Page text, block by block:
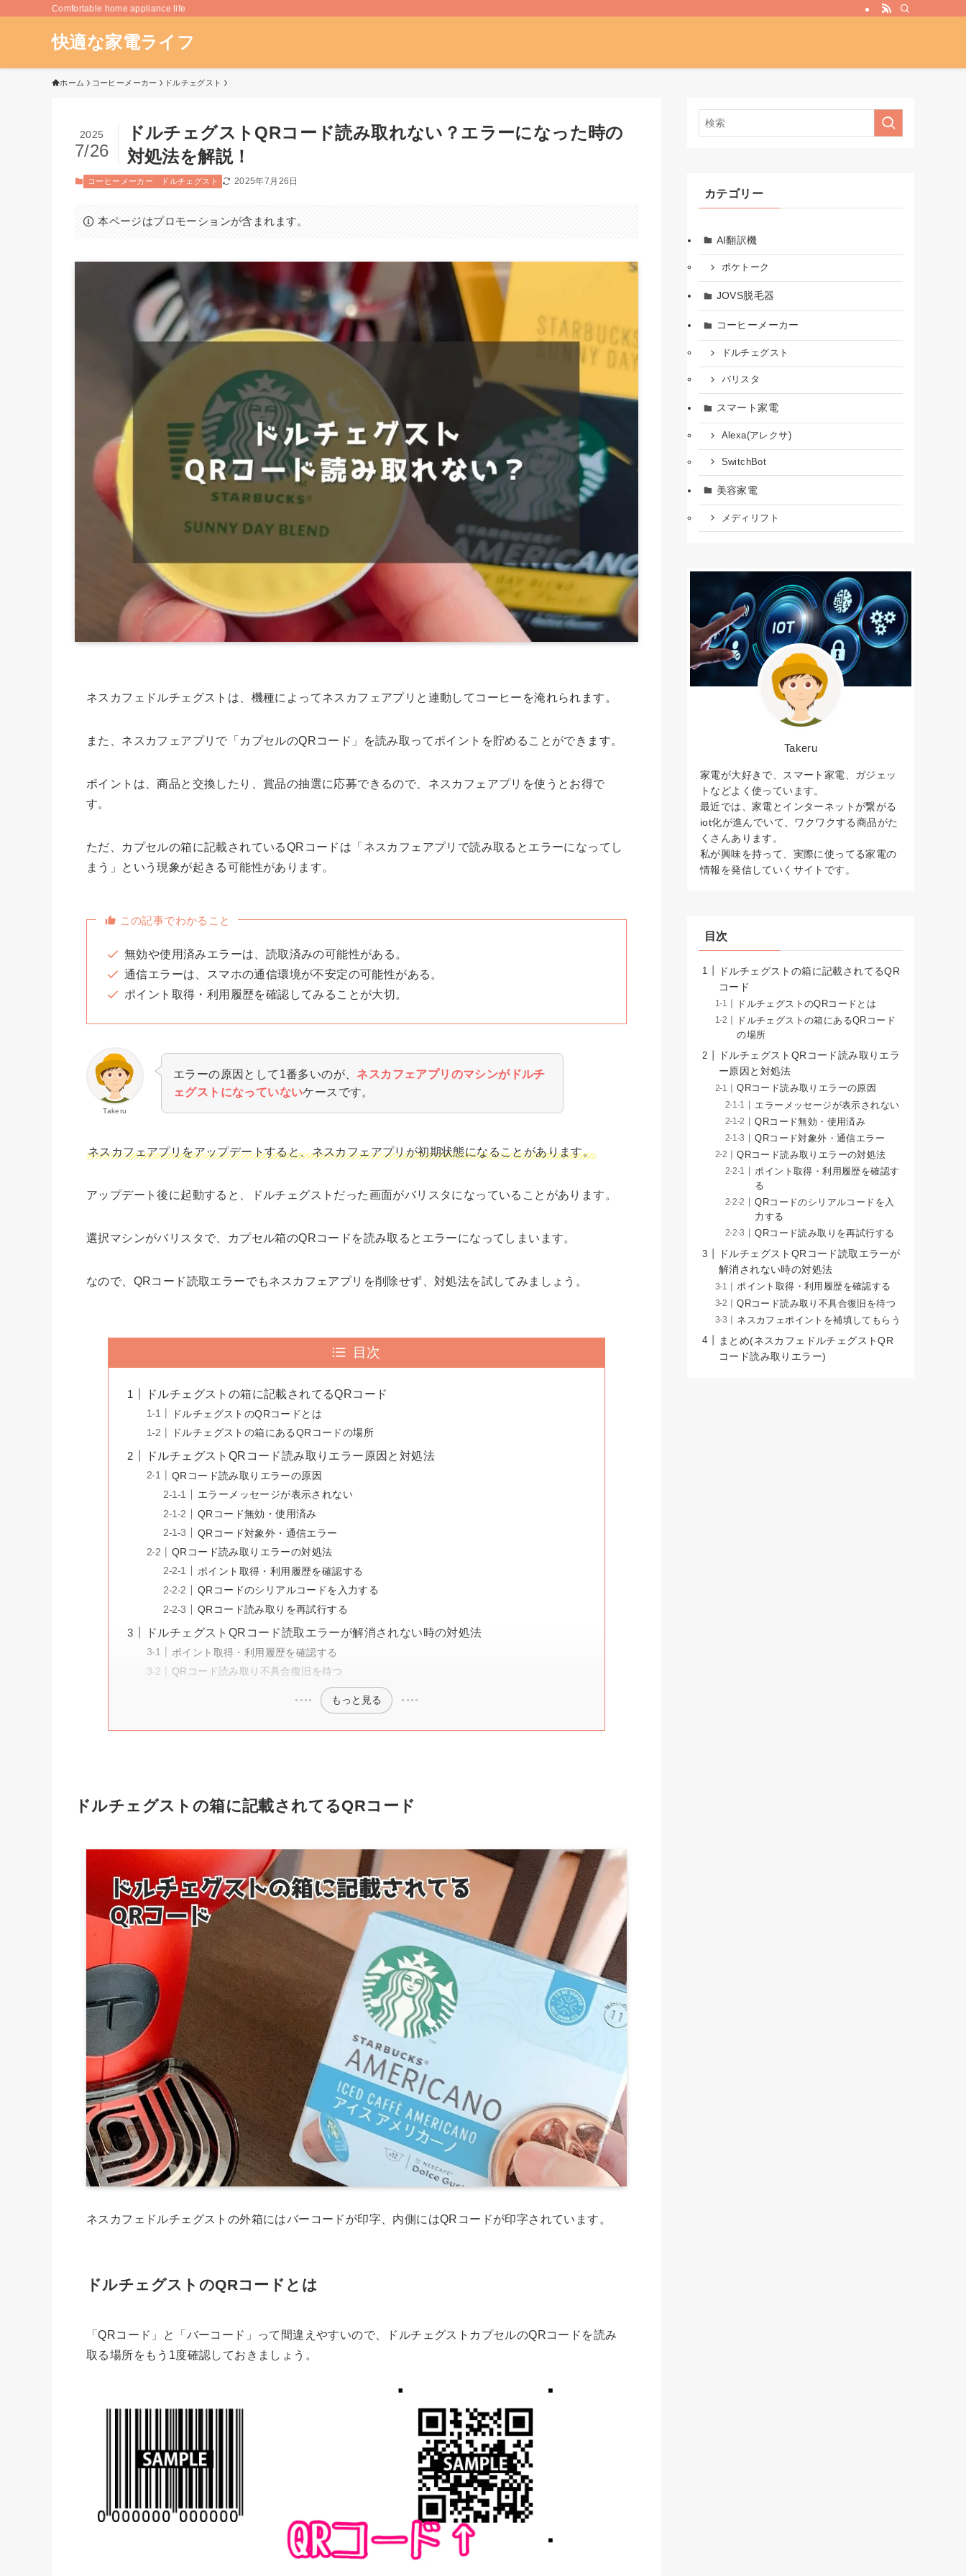
Comfortable home appliance life
快適な家電ライフ
ホーム コーヒーメーカー ドルチェグスト
ドルチェグストQRコード読み取れない？エラーになった時の
対処法を解説！
2025
7/26
コーヒーメーカー ドルチェグスト 2025年7月26日
本ページはプロモーションが含まれます。
ネスカフェドルチェグストは、機種によってネスカフェアプリと連動してコーヒーを淹れられます。
また、ネスカフェアプリで「カプセルのQRコード」を読み取ってポイントを貯めることができます。
ポイントは、商品と交換したり、賞品の抽選に応募できるので、ネスカフェアプリを使うとお得で
す。
ただ、カプセルの箱に記載されているQRコードは「ネスカフェアプリで読み取るとエラーになってし
まう」という現象が起きる可能性があります。
この記事でわかること
無効や使用済みエラーは、読取済みの可能性がある。
通信エラーは、スマホの通信環境が不安定の可能性がある。
ポイント取得・利用履歴を確認してみることが大切。
Takeru
エラーの原因として1番多いのが、ネスカフェアプリのマシンがドルチ
ェグストになっていないケースです。
ネスカフェアプリをアップデートすると、ネスカフェアプリが初期状態になることがあります。
アップデート後に起動すると、ドルチェグストだった画面がバリスタになっていることがあります。
選択マシンがバリスタで、カプセル箱のQRコードを読み取るとエラーになってしまいます。
なので、QRコード読取エラーでもネスカフェアプリを削除せず、対処法を試してみましょう。
目次
ドルチェグストの箱に記載されてるQRコード
ドルチェグストのQRコードとは
ドルチェグストの箱にあるQRコードの場所
ドルチェグストQRコード読み取りエラー原因と対処法
QRコード読み取りエラーの原因
エラーメッセージが表示されない
QRコード無効・使用済み
QRコード対象外・通信エラー
QRコード読み取りエラーの対処法
ポイント取得・利用履歴を確認する
QRコードのシリアルコードを入力する
QRコード読み取りを再試行する
ドルチェグストQRコード読取エラーが解消されない時の対処法
ポイント取得・利用履歴を確認する
QRコード読み取り不具合復旧を待つ
もっと見る
ドルチェグストの箱に記載されてるQRコード
ネスカフェドルチェグストの外箱にはバーコードが印字、内側にはQRコードが印字されています。
ドルチェグストのQRコードとは
「QRコード」と「バーコード」って間違えやすいので、ドルチェグストカプセルのQRコードを読み
取る場所をもう1度確認しておきましょう。
カテゴリー
AI翻訳機
ポケトーク
JOVS脱毛器
コーヒーメーカー
ドルチェグスト
バリスタ
スマート家電
Alexa(アレクサ)
SwitchBot
美容家電
メディリフト
Takeru
家電が大好きで、スマート家電、ガジェッ
トなどよく使っています。
最近では、家電とインターネットが繋がる
iot化が進んでいて、ワクワクする商品がた
くさんあります。
私が興味を持って、実際に使ってる家電の
情報を発信していくサイトです。
目次
ドルチェグストの箱に記載されてるQR
コード
ドルチェグストのQRコードとは
ドルチェグストの箱にあるQRコード
の場所
ドルチェグストQRコード読み取りエラ
ー原因と対処法
QRコード読み取りエラーの原因
エラーメッセージが表示されない
QRコード無効・使用済み
QRコード対象外・通信エラー
QRコード読み取りエラーの対処法
ポイント取得・利用履歴を確認す
る
QRコードのシリアルコードを入
力する
QRコード読み取りを再試行する
ドルチェグストQRコード読取エラーが
解消されない時の対処法
ポイント取得・利用履歴を確認する
QRコード読み取り不具合復旧を待つ
ネスカフェポイントを補填してもらう
まとめ(ネスカフェドルチェグストQR
コード読み取りエラー)